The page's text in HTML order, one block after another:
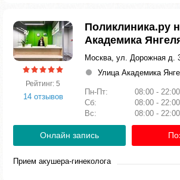
Рейтинг: 5
14 отзывов
Поликлиника.ру
Академика
Москва, ул. Дорожная д.
Улица Академика
Пн-Пт:
08:00 - 22:00
Сб:
08:00 - 22:00
Вс:
08:00 - 22:00
Онлайн запись
Прием акушера-гинеколога